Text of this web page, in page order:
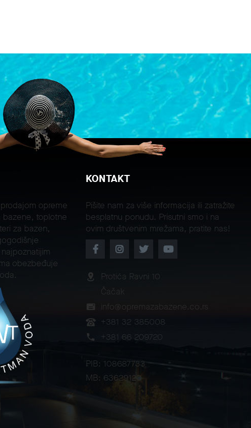
opreme
bazene, toplotne
za bazen,
obezbeđuje
KONTAKT
Pišite nam za više informacija ili zatražite
besplatnu ponudu. Prisutni smo i na
ovim društvenim mrežama, pratite nas!
Protića Ravni 10
Čačak
info@opremazabazene.co.rs
+381 32 385008
+381 66 209720
PIB: 108687733
MB: 63629120